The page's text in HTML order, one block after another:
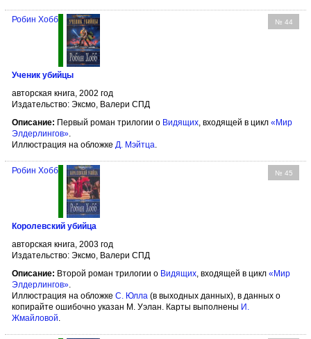
№ 44
Робин Хобб
Ученик убийцы
авторская книга, 2002 год
Издательство: Эксмо, Валери СПД
Описание: Первый роман трилогии о Видящих , входящей в цикл «Мир
Элдерлингов»
Иллюстрация на обложке Д. Мэйтца
№ 45
Робин Хобб
Королевский убийца
авторская книга, 2003 год
Издательство: Эксмо, Валери СПД
Описание: Второй роман трилогии о Видящих, входящей в цикл «Мир
Элдерлингов».
Иллюстрация на обложке С. Юлла (в выходных данных), в данных о
копирайте ошибочно указан М. Уэлан. Карты выполнены И.
Жмайловой.